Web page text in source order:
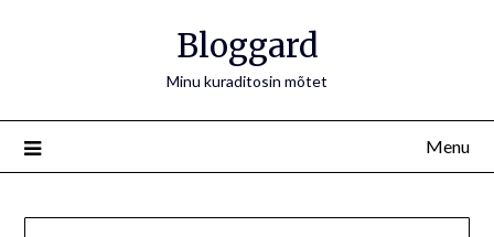
Bloggard
Minu kuraditosin mõtet
Menu